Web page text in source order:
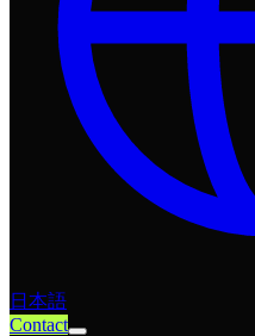
日本語
Contact